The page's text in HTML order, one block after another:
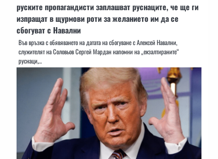
руските пропагандисти заплашват руснаците, че ще ги
изпращат в щурмови роти за желанието им да се
сбогуват с Навални
Във връзка с обявяването на датата на сбогуване с Алексей Навални,
служителят на Соловьов Сергей Мардан напомни на „екзалтираните“
руснаци,…